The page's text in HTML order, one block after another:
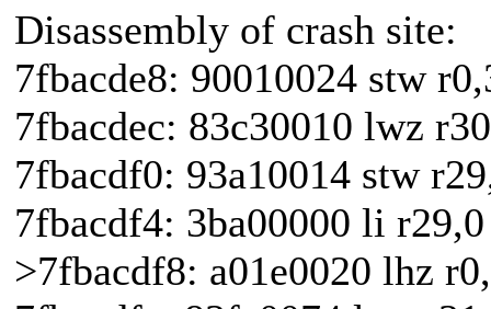
Disassembly of crash site:
7fbacde8: 90010024 stw
7fbacdec: 83c30010 lwz
7fbacdf0: 93a10014 stw
7fbacdf4: 3ba00000 li r29,0
>7fbacdf8: a01e0020 lhz